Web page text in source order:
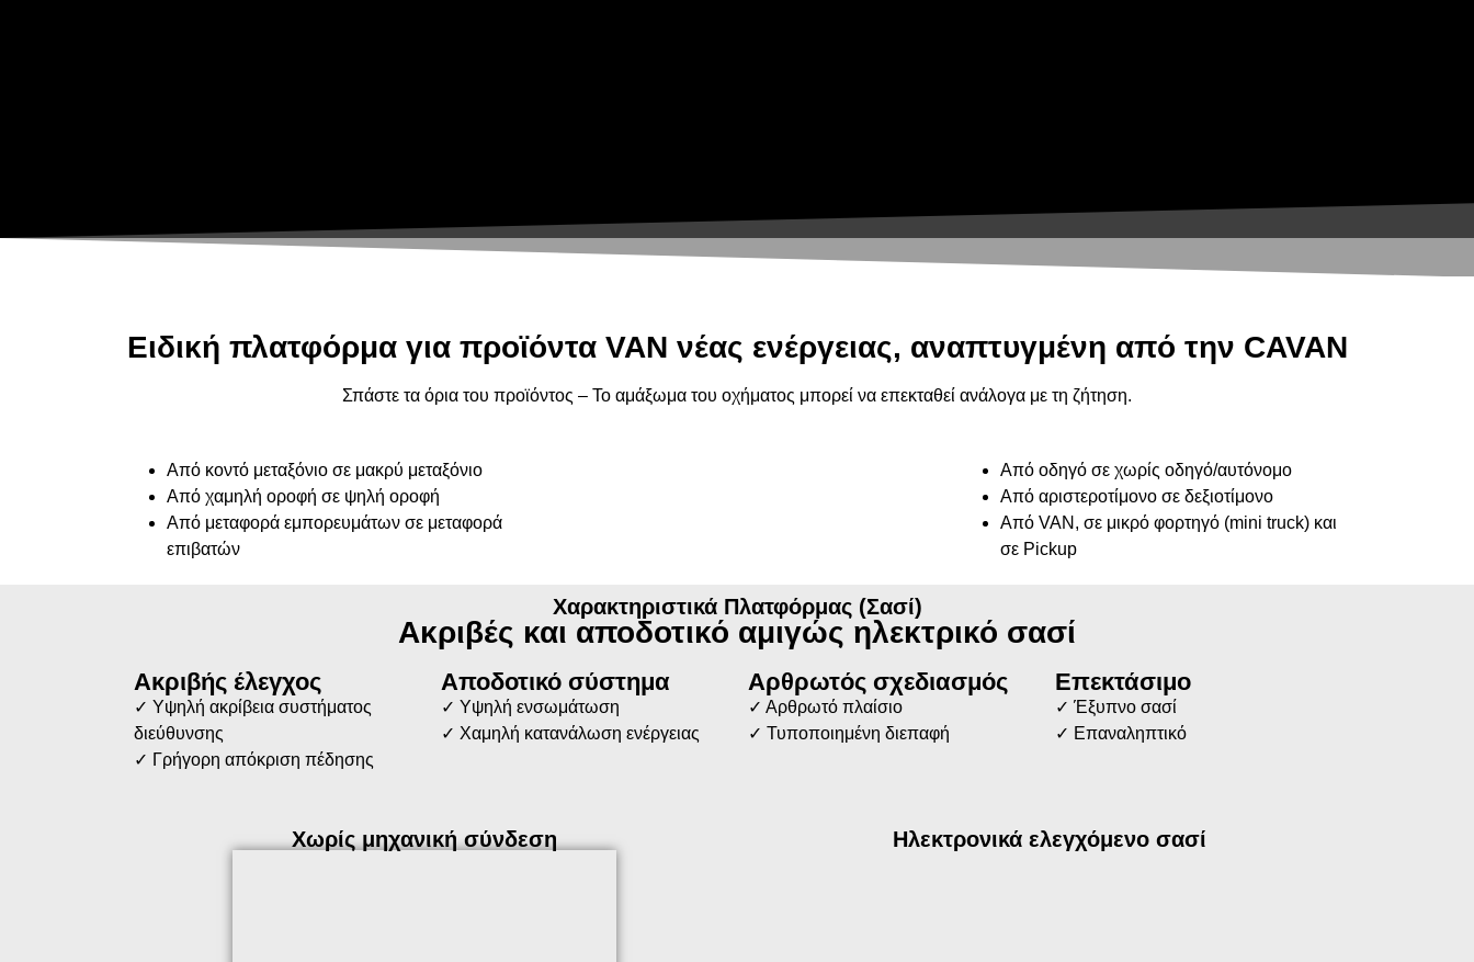
Ειδική πλατφόρμα για προϊόντα VAN νέας ενέργειας, αναπτυγμένη από την CAVAN
Σπάστε τα όρια του προϊόντος – Το αμάξωμα του οχήματος μπορεί να επεκταθεί ανάλογα με τη ζήτηση.
Από κοντό μεταξόνιο σε μακρύ μεταξόνιο
Από χαμηλή οροφή σε ψηλή οροφή
Από μεταφορά εμπορευμάτων σε μεταφορά
επιβατών
Από οδηγό σε χωρίς οδηγό/αυτόνομο
Από αριστεροτίμονο σε δεξιοτίμονο
Από VAN, σε μικρό φορτηγό (mini truck) και
σε Pickup
Χαρακτηριστικά Πλατφόρμας (Σασί)
Ακριβές και αποδοτικό αμιγώς ηλεκτρικό σασί
Ακριβής έλεγχος
✓ Υψηλή ακρίβεια συστήματος
διεύθυνσης
✓ Γρήγορη απόκριση πέδησης
Αποδοτικό σύστημα
✓ Υψηλή ενσωμάτωση
✓ Χαμηλή κατανάλωση ενέργειας
Αρθρωτός σχεδιασμός
✓ Αρθρωτό πλαίσιο
✓ Τυποποιημένη διεπαφή
Επεκτάσιμο
✓ Έξυπνο σασί
✓ Επαναληπτικό
Χωρίς μηχανική σύνδεση Ηλεκτρονικά ελεγχόμενο σασί